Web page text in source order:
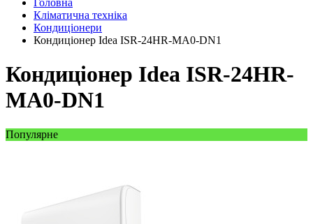
Головна
Кліматична техніка
Кондиціонери
Кондиціонер Idea ISR-24HR-MA0-DN1
Кондиціонер Idea ISR-24HR-
MA0-DN1
Популярне